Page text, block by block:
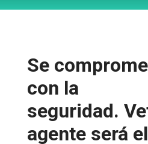
Se
con la
seguridad.
agente será el